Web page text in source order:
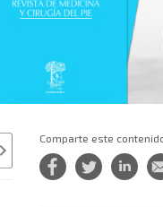
Comparte este